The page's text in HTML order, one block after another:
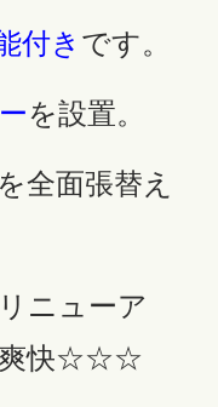
付き です。
を設置。
全面張替え
ニューア
爽快☆☆☆